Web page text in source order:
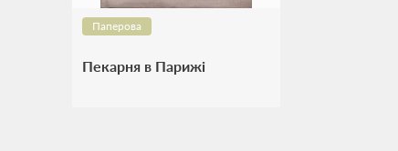
Паперова
Пекарня в Парижі